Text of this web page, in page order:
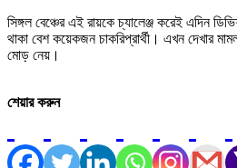
সিঙ্গল বেঞ্চের এই রায়কে চ্যালেঞ্জ করেই এদিন
থাকা বেশ কয়েকজন চাকরিপ্রার্থী। এখন দেখার
মোড় নেয়।
শেয়ার করুন